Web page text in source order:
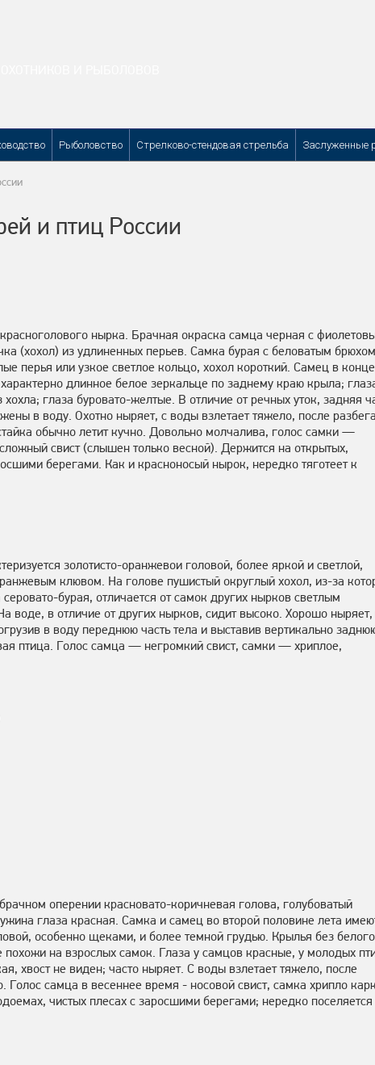
Рыболовство Стрелково-стендовая стрельба Заслуженные
и птиц России
нырка. Брачная окраска самца черная с
(хохол) из удлиненных перьев. Самка бурая с беловатым
перья или узкое светлое кольцо, хохол короткий. Самец в конце
длинное белое зеркальце по заднему краю крыла;
глаза буровато-желтые. В отличие от речных уток, задняя
в воду. Охотно ныряет, с воды взлетает тяжело, после
обычно летит кучно. Довольно молчалива, голос самки —
свист (слышен только весной). Держится на открытых,
берегами. Как и красноносый нырок, нередко тяготеет к
золотисто-оранжевои головой, более яркой и светлой,
клювом. На голове пушистый округлый хохол, из-за
бурая, отличается от самок других нырков светлым
воде, в отличие от других нырков, сидит высоко. Хорошо ныряет,
в воду переднюю часть тела и выставив вертикально
птица. Голос самца — негром­кий свист, самки — хриплое,
оперении красновато-коричневая голова, голубоватый
глаза красная. Самка и самец во второй половине лета
особенно щеками, и более темной грудью. Крылья без белого
на взрослых самок. Глаза у самцов красные, у молодых
хвост не виден; часто ныряет. С воды взлетает тяжело, после
Голос самца в весеннее время - носовой свист, самка хрипло
чистых плесах с заросшими берегами; нередко поселяется